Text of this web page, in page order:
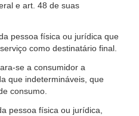
e art. 48 de suas
pessoa física ou jurídica que
como destinatário final.
se a consumidor a
que indetermináveis, que
consumo.
pessoa física ou jurídica,